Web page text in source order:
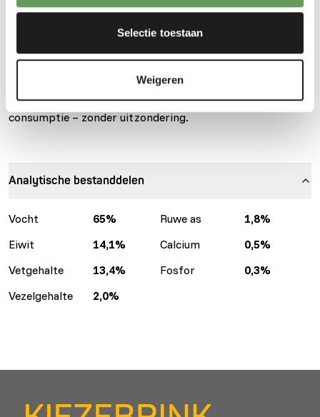
Selectie toestaan
Weigeren
basis van gespoelde runderpens aangevuld met
schapenvet en een premix van vitaminen en mineralen.
Deze vers vlees voeding is uitermate gezond voor honden
en hoeft niet te worden afgewisseld maar het mag zeker
wel. Alle grondstoffen voor deze complete maaltijd zijn
afkomstig van runderen die geschikt zijn voor menselijke
consumptie – zonder uitzondering.
Analytische bestanddelen
Vocht 65% Ruwe as
1,8%
Eiwit
14,1% Calcium
0,5%
Vetgehalte
13,4% Fosfor
0,3%
Vezelgehalte
2,0%